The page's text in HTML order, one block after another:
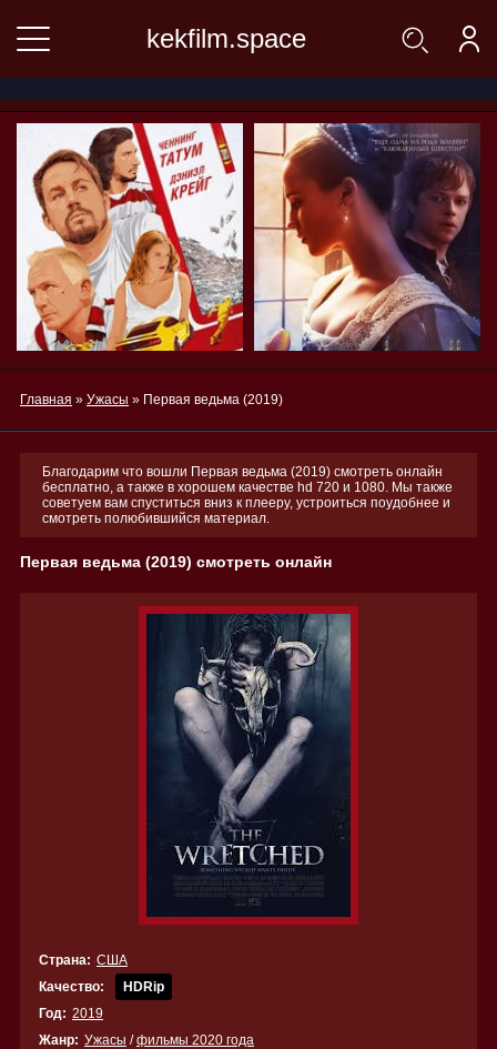
kekfilm.space
Главная » Ужасы » Первая ведьма (2019)
Благодарим что вошли Первая ведьма (2019) смотреть онлайн
бесплатно, а также в хорошем качестве hd 720 и 1080. Мы также
советуем вам спуститься вниз к плееру, устроиться поудобнее и
смотреть полюбившийся материал.
Первая ведьма (2019) смотреть онлайн
Страна: США
Качество:
HDRip
Год: 2019
Жанр: Ужасы /фильмы 2020 года